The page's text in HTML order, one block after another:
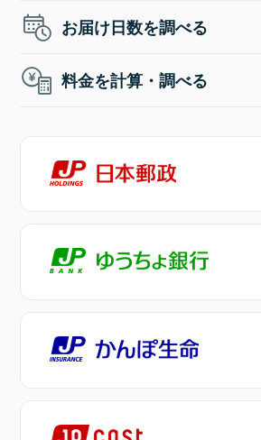
お届け日数を調べる
料金を計算・調べる